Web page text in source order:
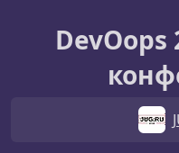
DevOops